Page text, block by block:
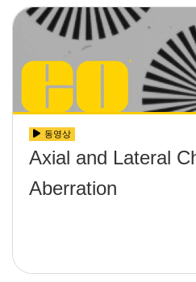
동영상
Axial and Lateral
Aberration